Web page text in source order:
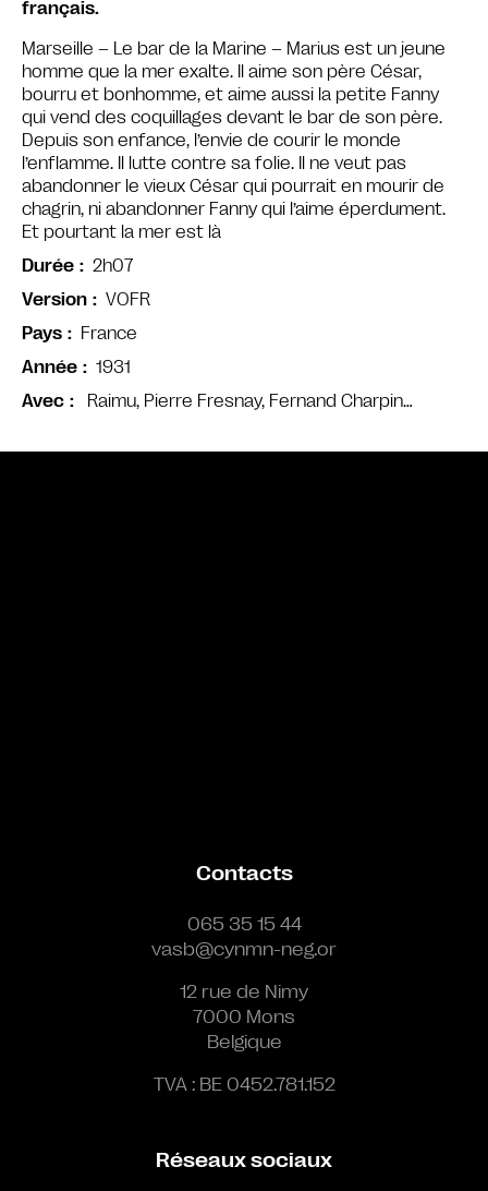
Avec Raimu, Pierre Fresnay, Fernand Charpin…
français.
Marseille – Le bar de la Marine – Marius est un jeune
homme que la mer exalte. Il aime son père César,
bourru et bonhomme, et aime aussi la petite Fanny
qui vend des coquillages devant le bar de son père.
Depuis son enfance, l’envie de courir le monde
l’enflamme. Il lutte contre sa folie. Il ne veut pas
abandonner le vieux César qui pourrait en mourir de
chagrin, ni abandonner Fanny qui l’aime éperdument.
Et pourtant la mer est là
Durée
2h07
Version
VOFR
Pays
France
Année
1931
Contacts
065 35 15 44
vasb@cynmn-neg.or
12 rue de Nimy
7000 Mons
Belgique
TVA : BE 0452.781.152
Réseaux sociaux